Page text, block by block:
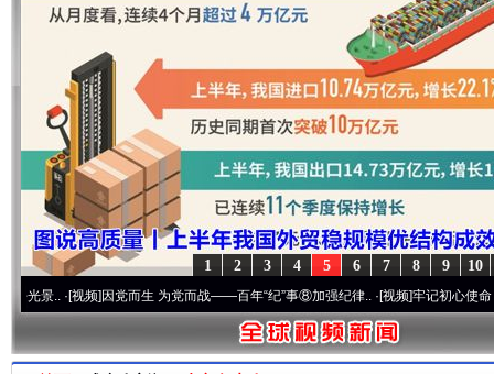
10
9
8
7
6
5
4
3
2
1
·[视频]因党而生 为党而战——百年“纪”事⑧加强纪律..·[视频]牢记初心使命 奋进复